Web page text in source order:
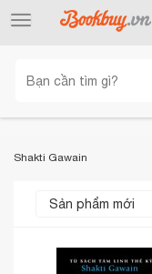
Toggle
Shakti Gawain